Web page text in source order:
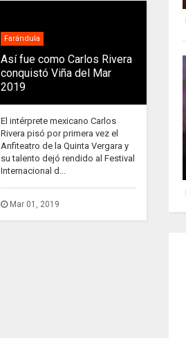
Farándula
Así fue como Carlos Rivera
conquistó Viña del Mar
2019
El intérprete mexicano Carlos
Rivera pisó por primera vez el
Anfiteatro de la Quinta Vergara y
su talento dejó rendido al Festival
Internacional d...
Mar 01, 2019